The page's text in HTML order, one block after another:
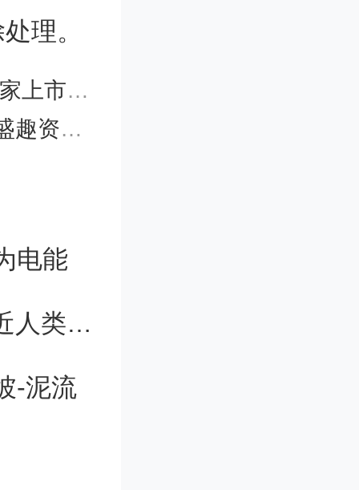
所有
了三
引的
理。
124亿加码
未来买单
电能
谷歌研究登《自然》：AI几何能力接近人类奥数金牌选手
-泥流